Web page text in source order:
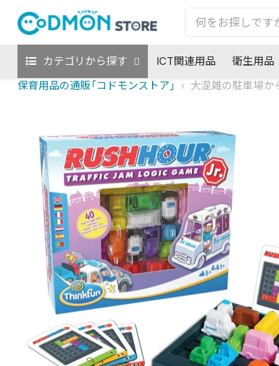
カテゴリから探す ICT関連用品 衛生用品
保育用品の通販「コドモンストア」
大混雑の駐車場か